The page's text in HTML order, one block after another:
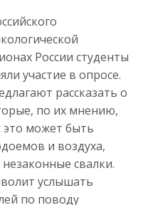
России студенты
участие в опросе.
рассказать о
по их мнению,
это может быть
и воздуха,
свалки.
услышать
по поводу